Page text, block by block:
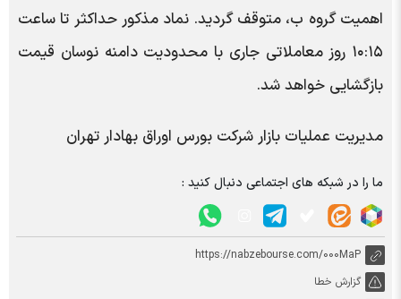
اهمیت گروه ب، متوقف گردید. نماد مذکور حداکثر تا ساعت
۱۰:۱۵ روز معاملاتی جاری با محدودیت دامنه نوسان قیمت
بازگشایی خواهد شد.
مدیریت عملیات بازار شرکت بورس اوراق بهادار تهران
ما را در شبکه های اجتماعی دنبال کنید :
https://nabzebourse.com/000MaP
گزارش خطا